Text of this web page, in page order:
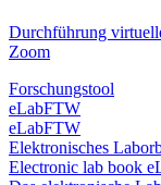
Durchführung
Zoom
Forschungstool
eLabFTW
eLabFTW
Elektronisches
Electronic lab book